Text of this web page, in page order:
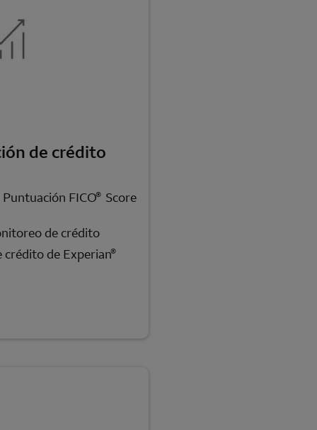
de crédito
Puntuación FICO® Score
de crédito
crédito de Experian®